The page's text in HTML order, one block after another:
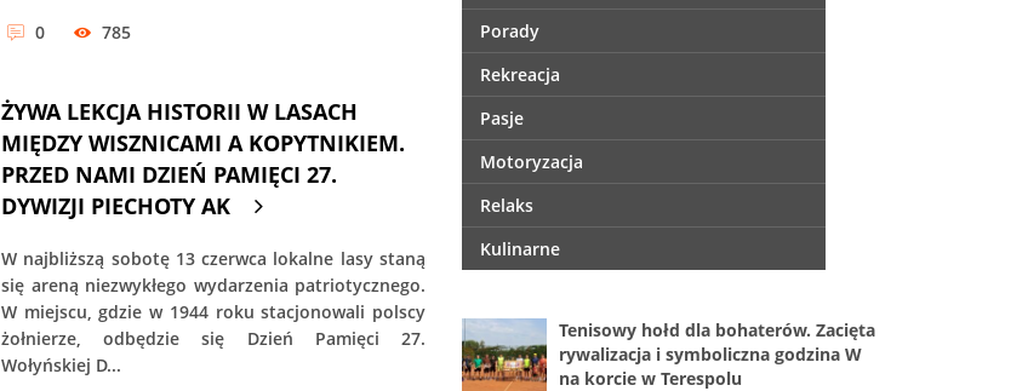
0 785
ŻYWA LEKCJA HISTORII W LASACH
MIĘDZY WISZNICAMI A KOPYTNIKIEM.
PRZED NAMI DZIEŃ PAMIĘCI 27.
DYWIZJI PIECHOTY AK
W najbliższą sobotę 13 czerwca lokalne lasy staną
się areną niezwykłego wydarzenia patriotycznego.
W miejscu, gdzie w 1944 roku stacjonowali polscy
żołnierze, odbędzie się Dzień Pamięci 27.
Wołyńskiej D...
Porady
Rekreacja
Pasje
Motoryzacja
Relaks
Kulinarne
Tenisowy hołd dla bohaterów. Zacięta
rywalizacja i symboliczna godzina W
na korcie w Terespolu